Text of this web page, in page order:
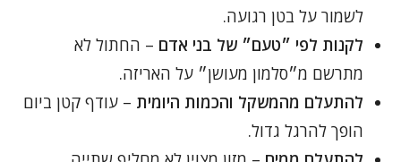
לשמור על בטן רגועה.
לקנות לפי ״טעם״ של בני אדם – החתול לא
מתרשם מ״סלמון מעושן״ על האריזה.
להתעלם מהמשקל והכמות היומית – עודף קטן ביום
הופך להרגל גדול.